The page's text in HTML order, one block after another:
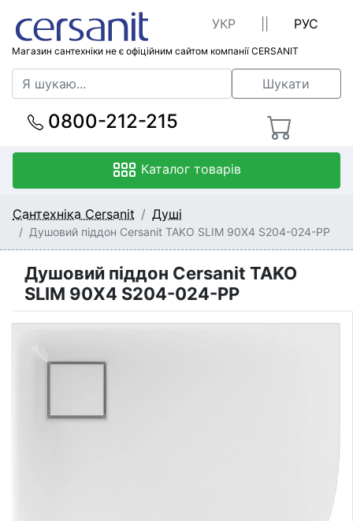
Магазин сантехніки не є офіційним сайтом компанії CERSANIT
УКР РУС
Шукати
0800-212-215
Каталог товарів
Сантехніка Cersanit Душі
Душовий піддон Cersanit TAKO SLIM 90X4 S204-024-PP
Душовий піддон Cersanit TAKO
SLIM 90X4 S204-024-PP